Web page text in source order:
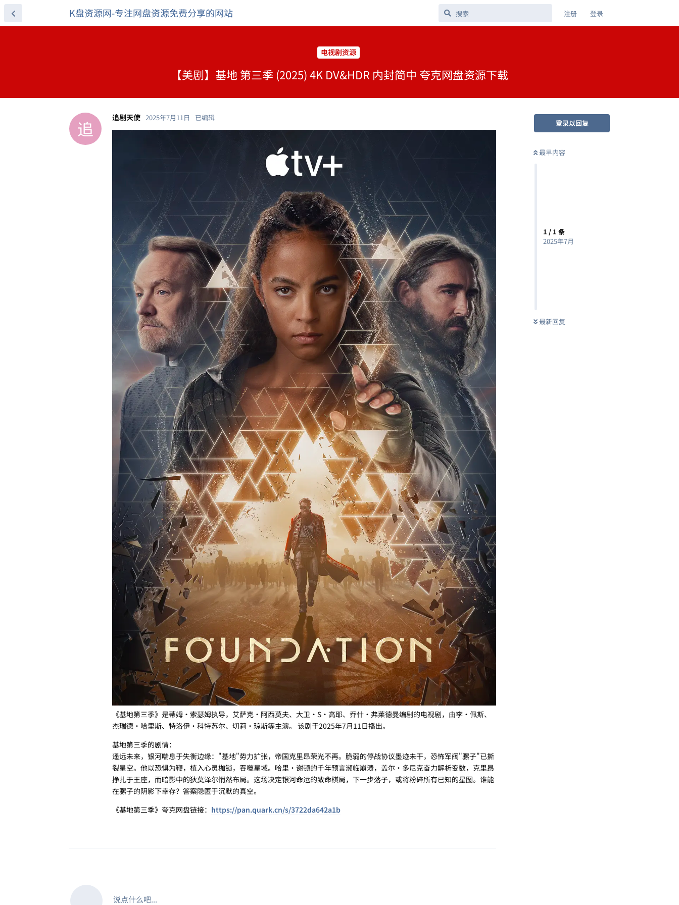
K盘资源网-专注网盘资源免费分享的网站 注册 登录
电视剧资源
【美剧】基地 第三季 (2025) 4K DV&HDR 内封简中 夸克网盘资源下载
登录以回复
最早内容
1 / 1 条
2025年7月
最新回复
追 追剧天使 2025年7月11日 已编辑
《基地第三季》是蒂姆·索瑟姆执导，艾萨克·阿西莫夫、大卫·S·高耶、乔什·弗莱德曼编剧的电视剧，由李·佩斯、
杰瑞德·哈里斯、特洛伊·科特苏尔、切莉·琼斯等主演。 该剧于2025年7月11日播出。
基地第三季的剧情：
遥远未来，银河喘息于失衡边缘："基地"势力扩张，帝国克里昂荣光不再。脆弱的停战协议墨迹未干，恐怖军阀"骡子"已撕
裂星空。他以恐惧为鞭，植入心灵枷锁，吞噬星域。哈里·谢顿的千年预言濒临崩溃，盖尔·多尼克奋力解析变数，克里昂
挣扎于王座，而暗影中的狄莫泽尔悄然布局。这场决定银河命运的致命棋局，下一步落子，或将粉碎所有已知的星图。谁能
在骡子的阴影下幸存？答案隐匿于沉默的真空。
《基地第三季》夸克网盘链接： https://pan.quark.cn/s/3722da642a1b
说点什么吧...